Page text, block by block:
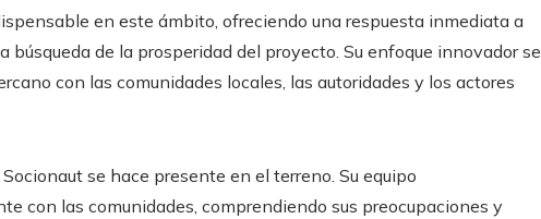
en este ámbito, ofreciendo una respuesta inmediata a
búsqueda de la prosperidad del proyecto. Su enfoque innovador se
con las comunidades locales, las autoridades y los actores
se hace presente en el terreno. Su equipo
con las comunidades, comprendiendo sus preocupaciones y